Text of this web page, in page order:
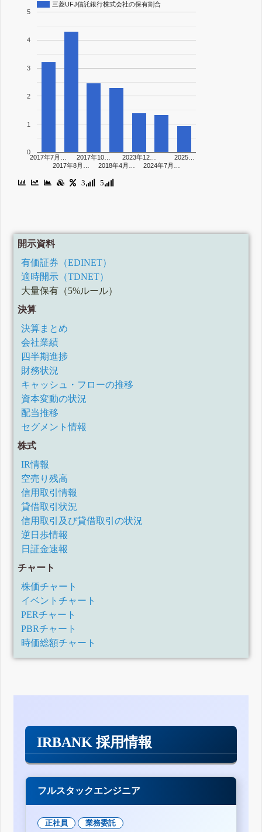
三菱UFJ信託銀行株式会社の保有割合
2017年7月…
2017年8月…
2017年10…
2018年4月…
2023年12…
2024年7月…
2025…
0
1
2
3
4
5
3 5
開示資料
有価証券（EDINET）
適時開示（TDNET）
大量保有（5%ルール）
決算
決算まとめ
会社業績
四半期進捗
財務状況
キャッシュ・フローの推移
資本変動の状況
配当推移
セグメント情報
株式
IR情報
空売り残高
信用取引情報
貸借取引状況
信用取引及び貸借取引の状況
逆日歩情報
日証金速報
チャート
株価チャート
イベントチャート
PERチャート
PBRチャート
時価総額チャート
IRBANK 採用情報
フルスタックエンジニア
正社員 業務委託